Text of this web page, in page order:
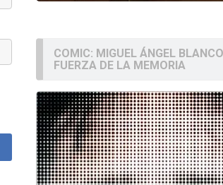
COMIC: MIGUEL ÁNGEL
FUERZA DE LA MEMORIA